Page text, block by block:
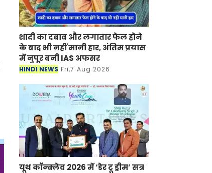
शादी का दबाव और लगातार फेल होने
के बाद भी नहीं मानी हार, अंतिम प्रयास
में नुपूर बनी IAS अफसर
HINDI NEWS Fri,7 Aug 2026
यूथ कॉन्क्लेव 2026 में ‘डेर टू ड्रीम’ सत्र